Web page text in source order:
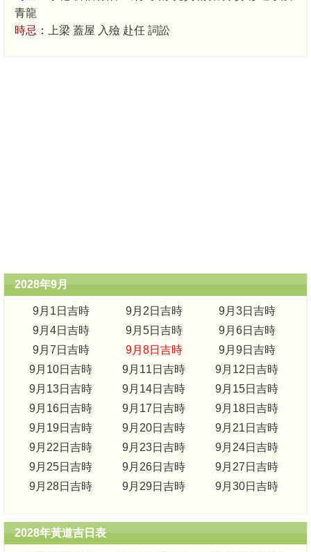
青龍
時忌：
上梁 蓋屋 入殮 赴任 詞訟
2028年9月
9月1日吉時 9月2日吉時
9月3日吉時
9月4日吉時
9月5日吉時
9月6日吉時
9月7日吉時
9月8日吉時
9月9日吉時
9月10日吉時
9月11日吉時
9月12日吉時
9月13日吉時
9月14日吉時
9月15日吉時
9月16日吉時
9月17日吉時
9月18日吉時
9月19日吉時
9月20日吉時
9月21日吉時
9月22日吉時
9月23日吉時
9月24日吉時
9月25日吉時
9月26日吉時
9月27日吉時
9月28日吉時
9月29日吉時 9月30日吉時
2028年黃道吉日表